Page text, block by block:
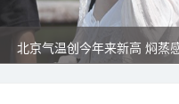
北京气温创今年来新高 焖蒸